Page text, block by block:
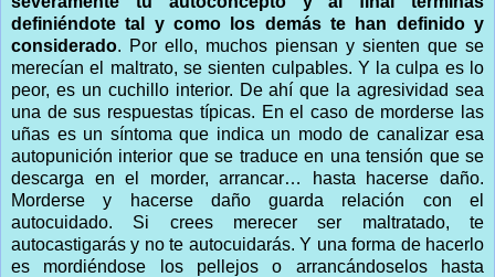
definiéndote tal y como los demás te han definido y
considerado. Por ello, muchos piensan y sienten que se
merecían el maltrato, se sienten culpables. Y la culpa es lo
peor, es un cuchillo interior. De ahí que la agresividad sea
una de sus respuestas típicas. En el caso de morderse las
uñas es un síntoma que indica un modo de canalizar esa
autopunición interior que se traduce en una tensión que se
descarga en el morder, arrancar… hasta hacerse daño.
Morderse y hacerse daño guarda relación con el
autocuidado. Si crees merecer ser maltratado, te
autocastigarás y no te autocuidarás. Y una forma de hacerlo
es mordiéndose los pellejos o arrancándoselos hasta